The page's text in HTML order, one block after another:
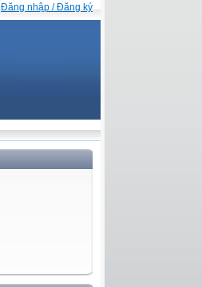
Đăng nhập / Đăng ký